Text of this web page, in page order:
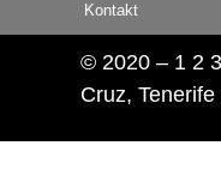
Kontakt
© 2020 – 1 2
Cruz, Tenerife